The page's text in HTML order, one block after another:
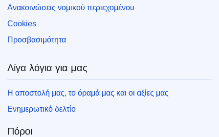
Ανακοινώσεις νομικού περιεχομένου
Cookies
Προσβασιμότητα
Λίγα λόγια για μας
Η αποστολή μας, το όραμά μας και οι αξίες μας
Ενημερωτικό δελτίο
Πόροι